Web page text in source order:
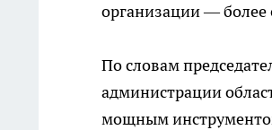
организации — более
По словам
администрации
мощным